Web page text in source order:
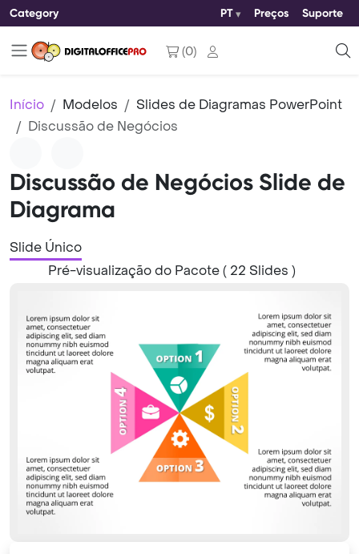
Category PT Preços Suporte
(0)
Início Modelos
Slides de Diagramas PowerPoint
Discussão de Negócios
Discussão de Negócios Slide de
Diagrama
Slide Único
Pré-visualização do Pacote ( 22 Slides )